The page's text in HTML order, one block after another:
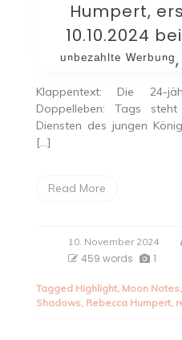
Humpert,
10.10.2024
ᵘⁿᵇᵉᶻᵃʰˡᵗᵉ
Klappentext: Die 24-
Doppelleben: Tags
Diensten des jungen
[…]
Read More
10. November 2024
459 words
1
Tagged Highlight, Moon Notes,
Shadows, Rebecca Humpert,